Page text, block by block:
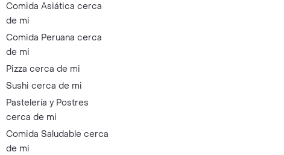
Comida Asiática cerca
de mi
Comida Peruana cerca
de mi
Pizza cerca de mi
Sushi cerca de mi
Pastelería y Postres
cerca de mi
Comida Saludable cerca
de mi